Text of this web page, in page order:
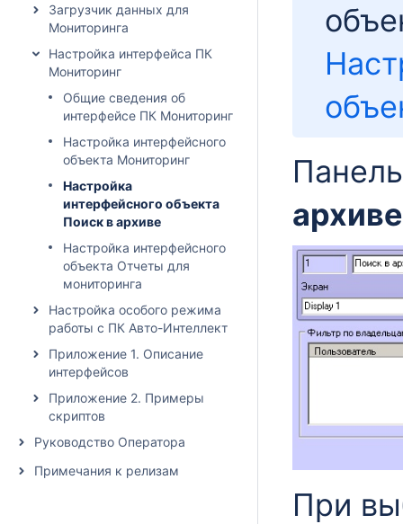
Загрузчик данных для
Мониторинга
Настройка интерфейса ПК
Мониторинг
Общие сведения об
интерфейсе ПК Мониторинг
Настройка интерфейсного
объекта Мониторинг
Настройка
интерфейсного объекта
Поиск в архиве
Настройка интерфейсного
объекта Отчеты для
мониторинга
Настройка особого режима
работы с ПК Авто-Интеллект
Приложение 1. Описание
интерфейсов
Приложение 2. Примеры
скриптов
Руководство Оператора
Примечания к релизам
архиве
При